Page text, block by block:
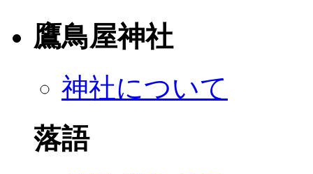
鷹鳥屋神社
神社について
落語